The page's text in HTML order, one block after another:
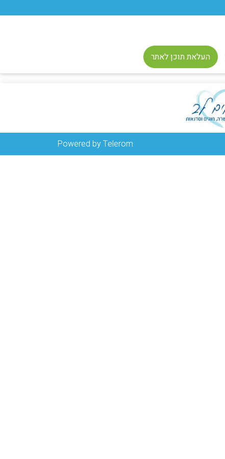
העלאת תוכן לאתר
Powered by Telerom